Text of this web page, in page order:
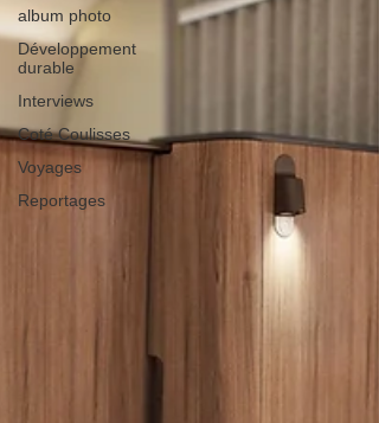
album photo
Développement
durable
Interviews
Coté Coulisses
Voyages
Reportages